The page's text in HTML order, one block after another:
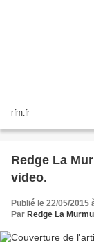
rfm.fr
Redge La
video.
Publié le 22/05/2015
Par Redge La